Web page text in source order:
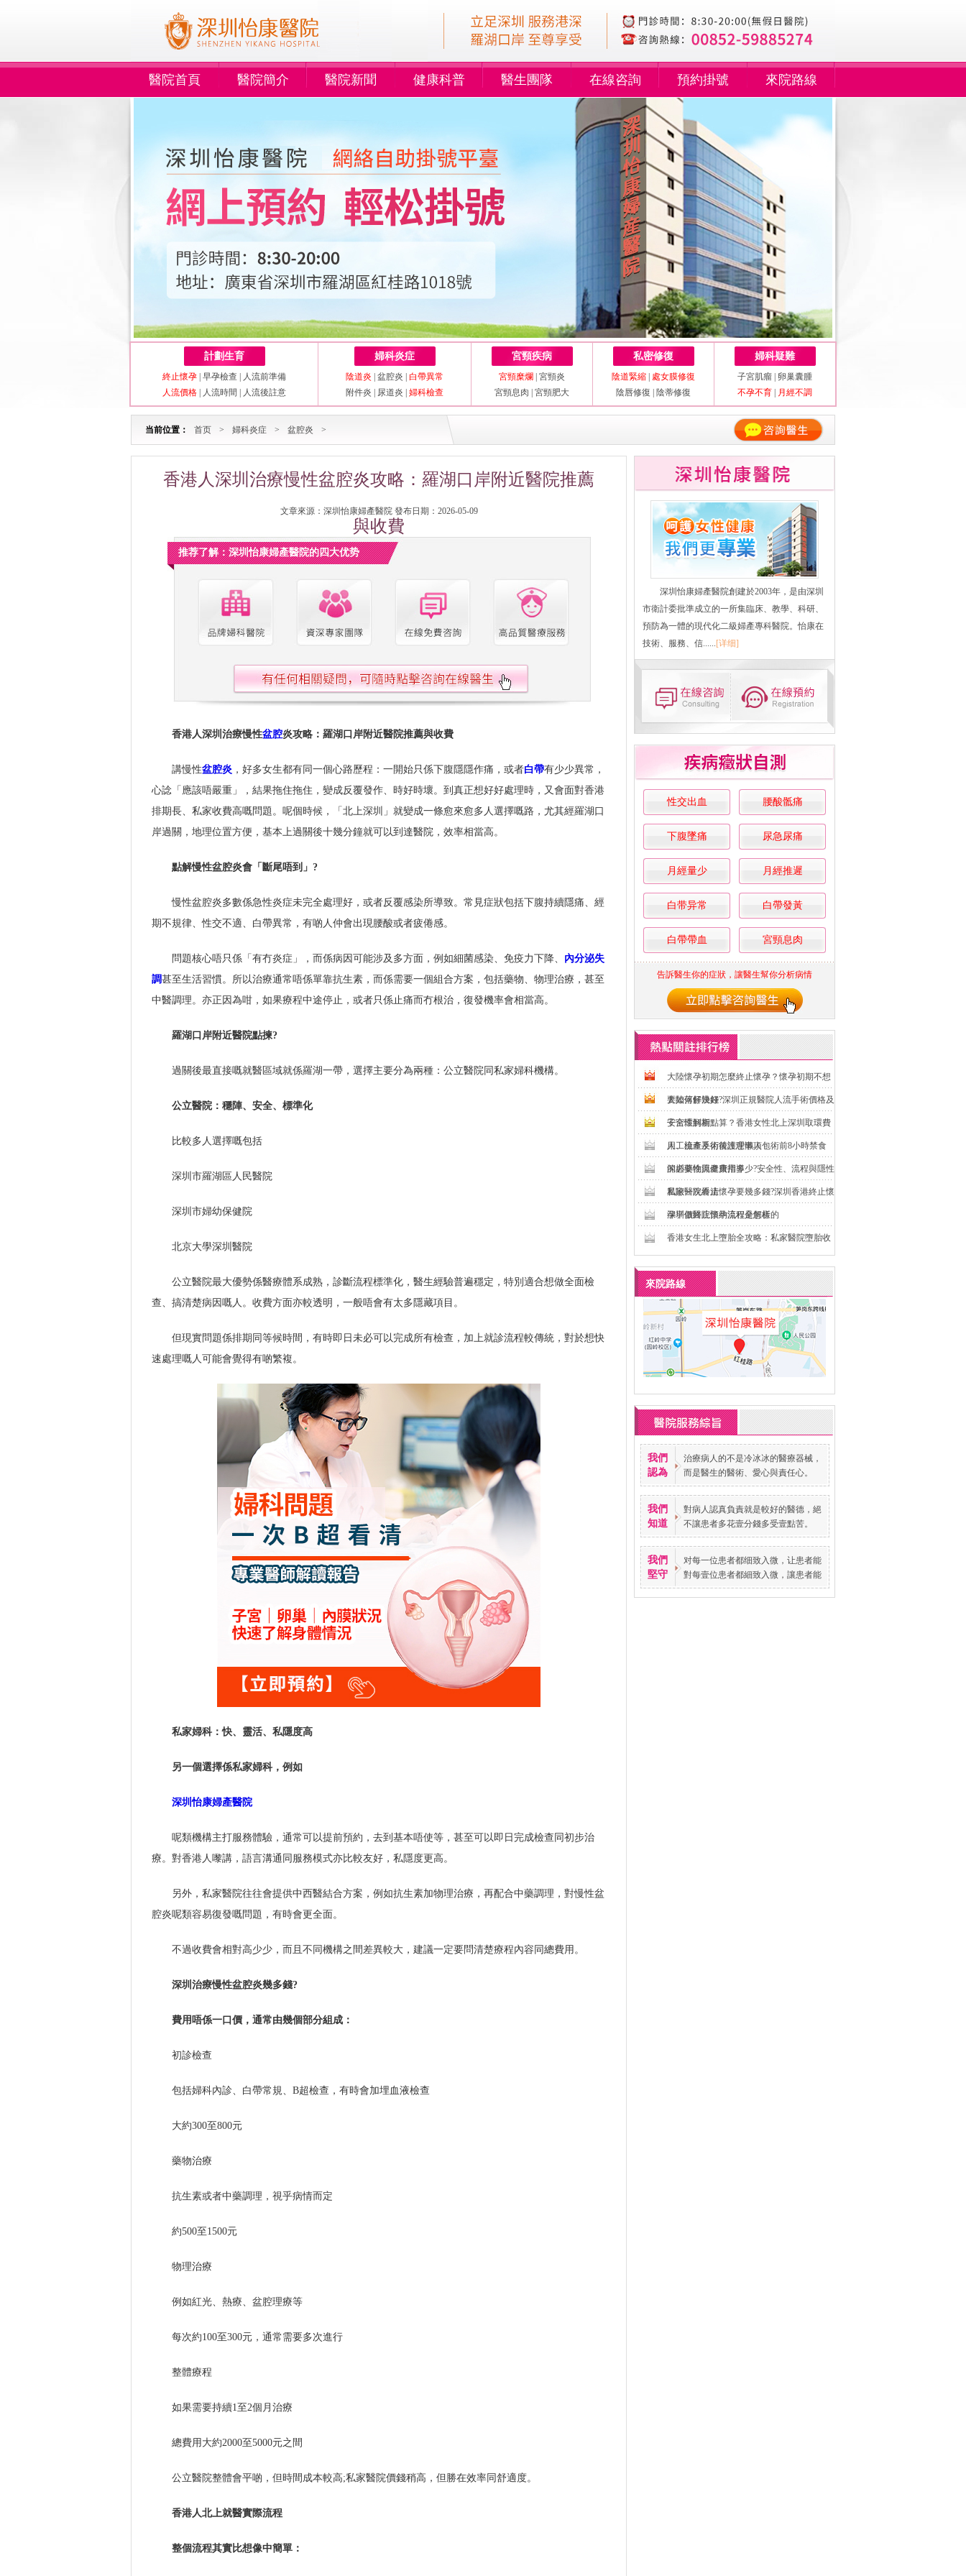
醫院首頁 醫院簡介 醫院新聞 健康科普 醫生團隊 在線咨詢 預約掛號 來院路線
計劃生育
終止懷孕 早孕檢查
人流前準備
人流價格
人流時間 人流後註意
婦科炎症
陰道炎 盆腔炎
白帶異常
附件炎
尿道炎 婦科檢查
宮頸疾病
宮頸糜爛
宮頸炎
宮頸息肉
宮頸肥大
私密修復
陰道緊縮
處女膜修復
陰唇修復
陰蒂修復
婦科疑難
子宮肌瘤
卵巢囊腫
不孕不育
月經不調
当前位置： 首页 > 婦科炎症 > 盆腔炎 >
香港人深圳治療慢性盆腔炎攻略：羅湖口岸附近醫院推薦
與收費
文章來源：深圳怡康婦產醫院 發布日期：2026-05-09
推荐了解：深圳怡康婦產醫院的四大优势
香港人深圳治療慢性盆腔炎攻略：羅湖口岸附近醫院推薦與收費
講慢性盆腔炎，好多女生都有同一個心路歷程：一開始只係下腹隱隱作痛，或者白帶有少少異常，
心諗「應該唔嚴重」，結果拖住拖住，變成反覆發作、時好時壞。到真正想好好處理時，又會面對香港
排期長、私家收費高嘅問題。呢個時候，「北上深圳」就變成一條愈來愈多人選擇嘅路，尤其經羅湖口
岸過關，地理位置方便，基本上過關後十幾分鐘就可以到達醫院，效率相當高。
點解慢性盆腔炎會「斷尾唔到」?
慢性盆腔炎多數係急性炎症未完全處理好，或者反覆感染所導致。常見症狀包括下腹持續隱痛、經
期不規律、性交不適、白帶異常，有啲人仲會出現腰酸或者疲倦感。
問題核心唔只係「有冇炎症」，而係病因可能涉及多方面，例如細菌感染、免疫力下降、 內分泌失
調甚至生活習慣。所以治療通常唔係單靠抗生素，而係需要一個組合方案，包括藥物、物理治療，甚至
中醫調理。亦正因為咁，如果療程中途停止，或者只係止痛而冇根治，復發機率會相當高。
羅湖口岸附近醫院點揀?
過關後最直接嘅就醫區域就係羅湖一帶，選擇主要分為兩種：公立醫院同私家婦科機構。
公立醫院：穩陣、安全、標準化
比較多人選擇嘅包括
深圳市羅湖區人民醫院
深圳市婦幼保健院
北京大學深圳醫院
公立醫院最大優勢係醫療體系成熟，診斷流程標準化，醫生經驗普遍穩定，特別適合想做全面檢
查、搞清楚病因嘅人。收費方面亦較透明，一般唔會有太多隱藏項目。
但現實問題係排期同等候時間，有時即日未必可以完成所有檢查，加上就診流程較傳統，對於想快
速處理嘅人可能會覺得有啲繁複。
私家婦科：快、靈活、私隱度高
另一個選擇係私家婦科，例如
深圳怡康婦產醫院
呢類機構主打服務體驗，通常可以提前預約，去到基本唔使等，甚至可以即日完成檢查同初步治
療。對香港人嚟講，語言溝通同服務模式亦比較友好，私隱度更高。
另外，私家醫院往往會提供中西醫結合方案，例如抗生素加物理治療，再配合中藥調理，對慢性盆
腔炎呢類容易復發嘅問題，有時會更全面。
不過收費會相對高少少，而且不同機構之間差異較大，建議一定要問清楚療程內容同總費用。
深圳治療慢性盆腔炎幾多錢?
費用唔係一口價，通常由幾個部分組成：
初診檢查
包括婦科內診、白帶常規、B超檢查，有時會加埋血液檢查
大約300至800元
藥物治療
抗生素或者中藥調理，視乎病情而定
約500至1500元
物理治療
例如紅光、熱療、盆腔理療等
每次約100至300元，通常需要多次進行
整體療程
如果需要持續1至2個月治療
總費用大約2000至5000元之間
公立醫院整體會平啲，但時間成本較高;私家醫院價錢稍高，但勝在效率同舒適度。
香港人北上就醫實際流程
整個流程其實比想像中簡單：
深圳怡康婦產醫院創建於2003年，是由深圳
市衛計委批準成立的一所集臨床、教學、科研、
預防為一體的現代化二級婦產專科醫院。怡康在
技術、服務、信...... [详细]
性交出血 腰酸骶痛
下腹墜痛 尿急尿痛
月經量少 月經推遲
白带异常 白帶發黃
白帶帶血 宮頸息肉
告訴醫生你的症狀，讓醫生幫你分析病情
大陸懷孕初期怎麼終止懷孕？懷孕初期不想
要如何解決好
大陸落仔幾錢?深圳正規醫院人流手術價格及
安全性解析
子宮環到期點算？香港女性北上深圳取環費
用、檢查及術後護理懶人包
人工流產手術前注意事項：術前8小時禁食
的必要性與健康指導
深圳藥物流產費用多少?安全性、流程與隱性
風險一次看清
私家醫院終止懷孕要幾多錢?深圳香港終止懷
孕平價醫院預約流程全解析
深圳做終止懷孕流程是怎樣的
香港女生北上墮胎全攻略：私家醫院墮胎收
來院路線
我們
認為
治療病人的不是冷冰冰的醫療器械，
而是醫生的醫術、愛心與責任心。
我們
知道
對病人認真負責就是較好的醫德，絕
不讓患者多花壹分錢多受壹點苦。
我們
堅守
对每一位患者都细致入微，让患者能
對每壹位患者都細致入微，讓患者能